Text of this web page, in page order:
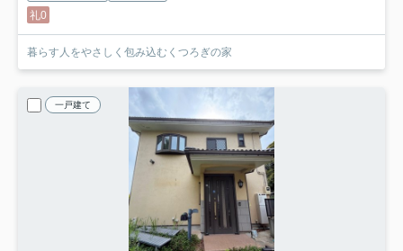
礼0
暮らす人をやさしく包み込むくつろぎの家
一戸建て